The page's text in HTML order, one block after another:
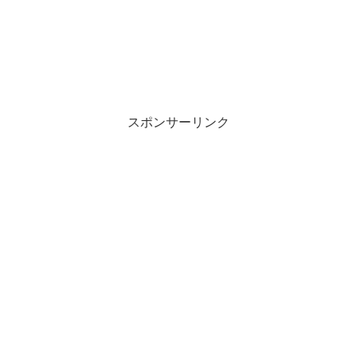
スポンサーリンク